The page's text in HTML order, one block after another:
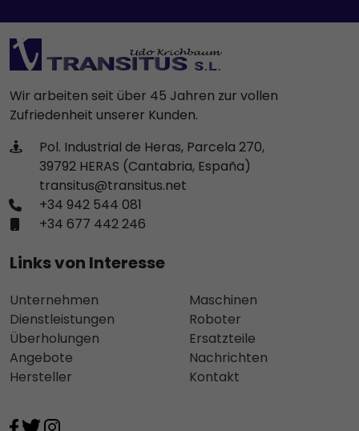
Wir arbeiten seit über 45 Jahren zur vollen
Zufriedenheit unserer Kunden.
Pol. Industrial de Heras, Parcela 270,
39792 HERAS (Cantabria, España)
transitus@transitus.net
+34 942 544 081
+34 677 442 246
Links von Interesse
Unternehmen
Dienstleistungen
Überholungen
Angebote
Hersteller
Maschinen
Roboter
Ersatzteile
Nachrichten
Kontakt